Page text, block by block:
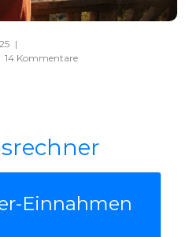
|
14 Kommentare
Einnahmen